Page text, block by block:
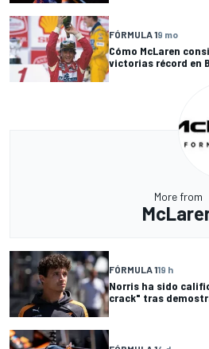
FÓRMULA 19 mo
Cómo McLaren
victorias récord en
More from
FÓRMULA 119 h
Norris ha sido
crack" tras